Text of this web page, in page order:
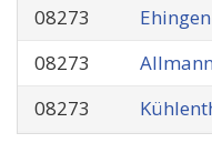
08273
08273
08273